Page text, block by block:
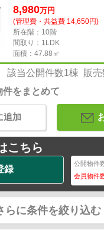
8,980万円
(管理費・共益費 14,650円)
所在階：10階
間取り：1LDK
面積：47.88㎡
該当公開件数1棟 販売
件をまとめて
追加
こちら
録
公開物件
会員物件
らに条件を絞り込む